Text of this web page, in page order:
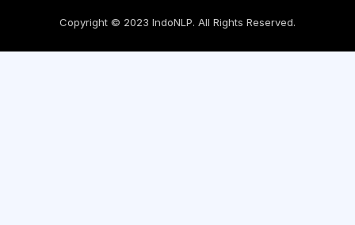
Copyright © 2023 IndoNLP. All Rights Reserved.